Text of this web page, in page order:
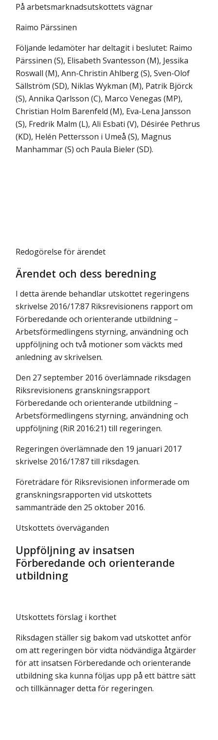
På arbetsmarknadsutskottets vägnar
Raimo Pärssinen
Följande ledamöter har deltagit i beslutet: Raimo
Pärssinen (S), Elisabeth Svantesson (M), Jessika
Roswall (M), Ann-Christin Ahlberg (S), Sven-Olof
Sällström (SD), Niklas Wykman (M), Patrik Björck
(S), Annika Qarlsson (C), Marco Venegas (MP),
Christian Holm Barenfeld (M), Eva-Lena Jansson
(S), Fredrik Malm (L), Ali Esbati (V), Désirée Pethrus
(KD), Helén Pettersson i Umeå (S), Magnus
Manhammar (S) och Paula Bieler (SD).
Redogörelse för ärendet
Ärendet och dess beredning
I detta ärende behandlar utskottet regeringens
skrivelse 2016/17:87 Riksrevisionens rapport om
Förberedande och orienterande utbildning –
Arbetsförmedlingens styrning, användning och
uppföljning och två motioner som väckts med
anledning av skrivelsen.
Den 27 september 2016 överlämnade riksdagen
Riksrevisionens gransknings­­rapport
Förberedande och orienterande utbildning –
Arbets­för­medlingens styrning, användning och
uppföljning (RiR 2016:21) till regeringen.
Regeringen överlämnade den 19 januari 2017
skrivelse 2016/17:87 till riksdagen.
Företrädare för Riksrevisionen informerade om
granskningsrapporten vid utskottets
sammanträde den 25 oktober 2016.
Utskottets överväganden
Uppföljning av insatsen
Förberedande och orienterande
utbildning
Utskottets förslag i korthet
Riksdagen ställer sig bakom vad utskottet anför
om att regeringen bör vidta nödvändiga åtgärder
för att insatsen Förberedande och orienterande
utbildning ska kunna följas upp på ett bättre sätt
och tillkännager detta för regeringen.